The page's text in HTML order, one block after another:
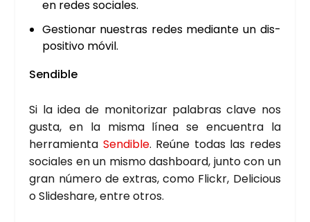
en redes socia­les.
Ges­tio­nar nues­tras redes median­te un dis­
po­si­ti­vo móvil.
Sen­di­ble
Si la idea de moni­to­ri­zar pala­bras cla­ve nos
gus­ta, en la mis­ma línea se encuen­tra la
herra­mien­ta Sen­di­ble. Reúne todas las redes
socia­les en un mis­mo dash­board, jun­to con un
gran núme­ro de extras, como Flickr, Deli­cious
o Sli­desha­re, entre otros.